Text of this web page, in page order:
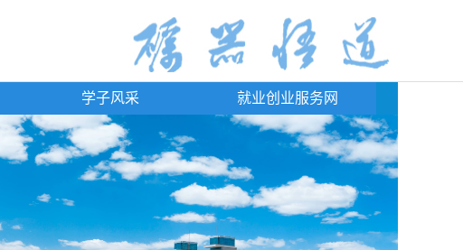
学子风采 就业创业服务网